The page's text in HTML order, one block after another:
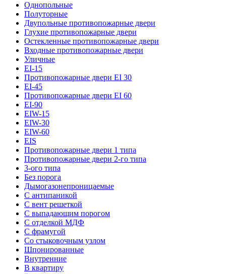
Однопольные
Полуторные
Двупольные противопожарные двери
Глухие противопожарные двери
Остекленные противопожарные двери
Входные противопожарные двери
Уличные
EI-15
Противопожарные двери EI 30
EI-45
Противопожарные двери EI 60
EI-90
EIW-15
EIW-30
EIW-60
EIS
Противопожарные двери 1 типа
Противопожарные двери 2-го типа
3-ого типа
Без порога
Дымогазонепроницаемые
С антипаникой
С вент решеткой
С выпадающим порогом
С отделкой МДФ
С фрамугой
Со стыковочным узлом
Шпонированные
Внутренние
В квартиру